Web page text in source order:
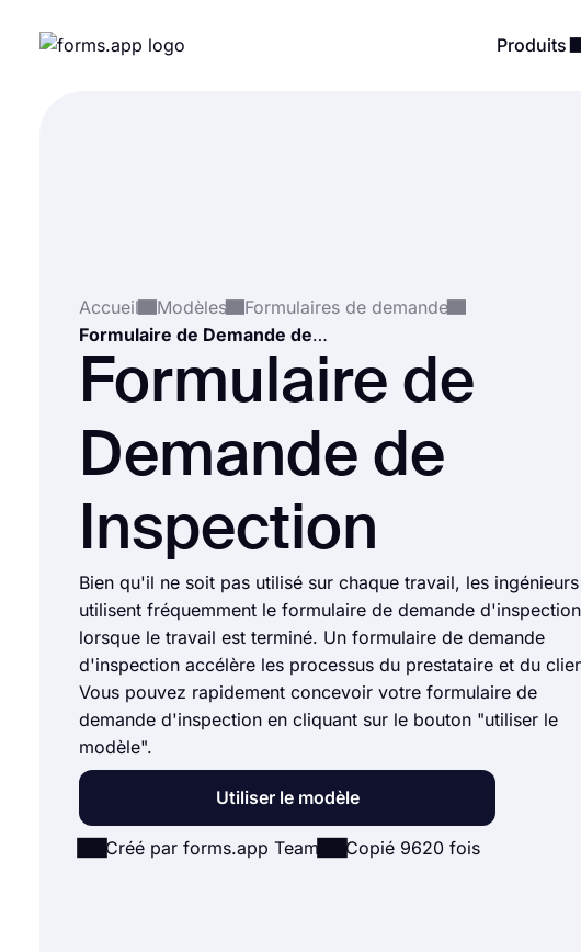
Produits
Accueil Modèles
Formulaires de demande
Formulaire de Demande de Inspection
Formulaire de
Demande de
Inspection
Bien qu'il ne soit pas utilisé sur chaque travail, les ingénieurs
utilisent fréquemment le formulaire de demande d'inspection
lorsque le travail est terminé. Un formulaire de demande
d'inspection accélère les processus du prestataire et du
Vous pouvez rapidement concevoir votre formulaire de
demande d'inspection en cliquant sur le bouton "utiliser le
modèle".
Utiliser le modèle
Créé par forms.app Team Copié 9620 fois